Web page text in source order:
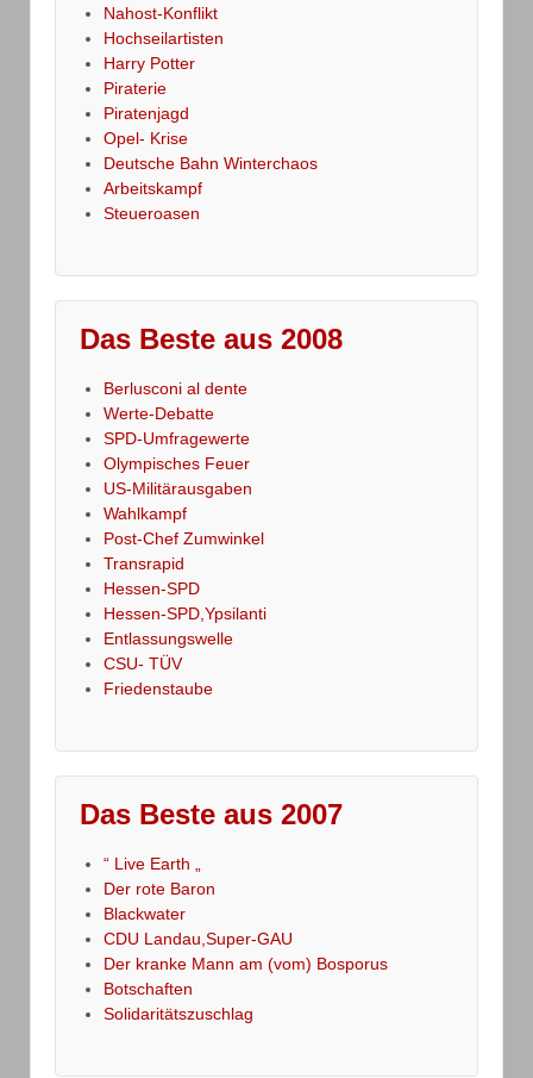
Nahost-Konflikt
Hochseilartisten
Harry Potter
Piraterie
Piratenjagd
Opel- Krise
Deutsche Bahn Winterchaos
Arbeitskampf
Steueroasen
Das Beste aus 2008
Berlusconi al dente
Werte-Debatte
SPD-Umfragewerte
Olympisches Feuer
US-Militärausgaben
Wahlkampf
Post-Chef Zumwinkel
Transrapid
Hessen-SPD
Hessen-SPD,Ypsilanti
Entlassungswelle
CSU- TÜV
Friedenstaube
Das Beste aus 2007
“ Live Earth „
Der rote Baron
Blackwater
CDU Landau,Super-GAU
Der kranke Mann am (vom) Bosporus
Botschaften
Solidaritätszuschlag